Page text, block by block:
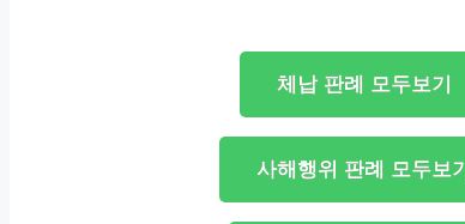
체납 판례 모두보기
사해행위 판례 모두보기